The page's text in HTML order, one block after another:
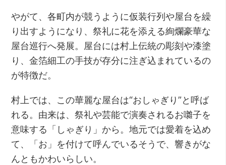
やがて、各町内が競うように仮装行列や屋台を繰
り出すようになり、祭礼に花を添える絢爛豪華な
屋台巡行へ発展。屋台には村上伝統の彫刻や漆塗
り、金箔細工の手技が存分に注ぎ込まれているの
が特徴だ。
村上では、この華麗な屋台は“おしゃぎり”と呼ば
れる。由来は、祭礼や芸能で演奏されるお囃子を
意味する「しゃぎり」から。地元では愛着を込め
て、「お」を付けて呼んでいるそうで、響きがな
んともかわいらしい。